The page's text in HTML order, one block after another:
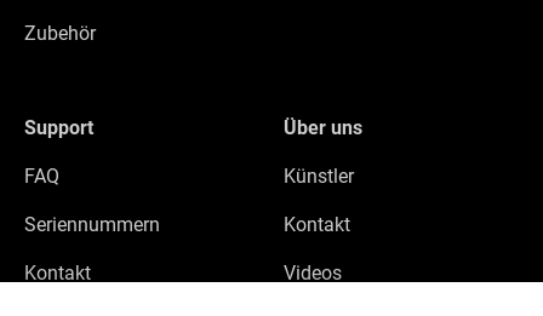
Zubehör
Support
FAQ
Seriennummern
Kontakt
Über uns
Künstler
Kontakt
Videos